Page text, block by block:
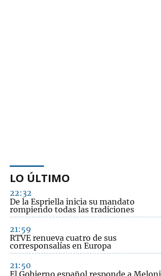
LO ÚLTIMO
22:32
De la Espriella inicia su mandato
rompiendo todas las tradiciones
21:59
RTVE renueva cuatro de sus
corresponsalías en Europa
21:50
El Gobierno español responde a Meloni